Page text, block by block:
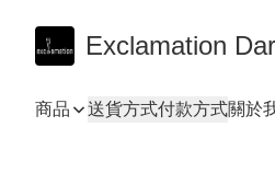
Exclamation
商品 送貨方式付款方式關於